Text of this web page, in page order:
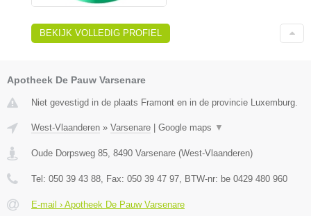
BEKIJK VOLLEDIG PROFIEL
Apotheek De Pauw Varsenare
Niet gevestigd in de plaats Framont en in de provincie Luxemburg.
West-Vlaanderen » Varsenare Google maps ▼
Oude Dorpsweg 85 8490 Varsenare (West-Vlaanderen)
Tel: 050 39 43 88 , Fax: 050 39 47 97 , BTW-nr: be 0429 480 960
E-mail › Apotheek De Pauw Varsenare